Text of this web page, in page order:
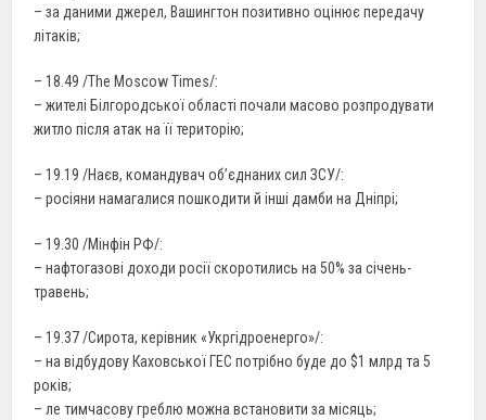
– за даними джерел, Вашингтон позитивно оцінює передачу
літаків;
– 18.49 /The Moscow Times/:
– жителі Білгородської області почали масово розпродувати
житло після атак на її територію;
– 19.19 /Наєв, командувач об’єднаних сил ЗСУ/:
– росіяни намагалися пошкодити й інші дамби на Дніпрі;
– 19.30 /Мінфін РФ/:
– нафтогазові доходи росії скоротились на 50% за січень-
травень;
– 19.37 /Сирота, керівник «Укргідроенерго»/:
– на відбудову Каховської ГЕС потрібно буде до $1 млрд та 5
років;
– ле тимчасову греблю можна встановити за місяць;